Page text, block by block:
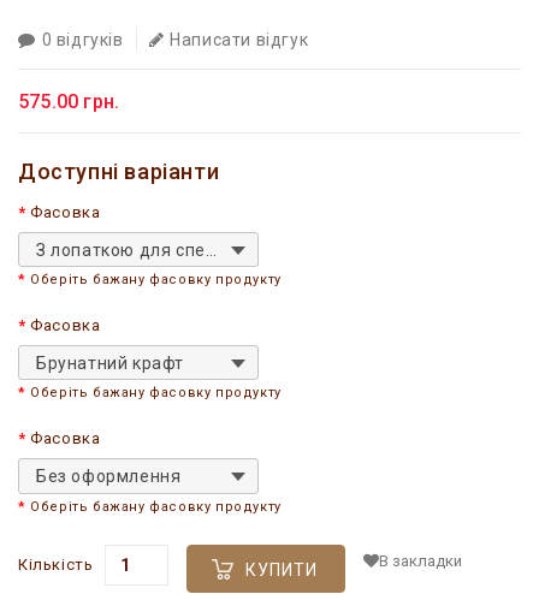
0 відгуків Написати відгук
575.00 грн.
Доступні варіанти
Фасовка
Оберіть бажану фасовку продукту
Фасовка
Брунатний крафт
Оберіть бажану фасовку продукту
Фасовка
Без оформлення
Оберіть бажану фасовку продукту
Кількість КУПИТИ В закладки